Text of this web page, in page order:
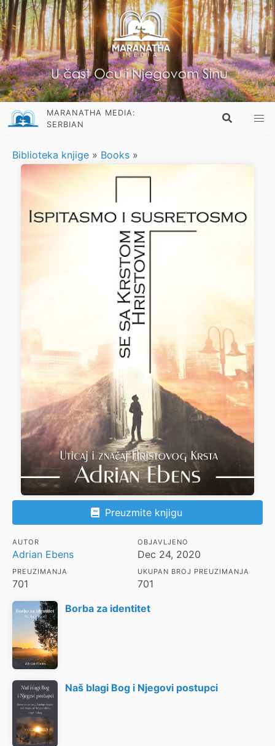
MARANATHA MEDIA:
SERBIAN
Biblioteka knjige » Books »
Preuzmite knjigu
AUTOR
Adrian Ebens
OBJAVLJENO
Dec 24, 2020
PREUZIMANJA
701
UKUPAN BROJ PREUZIMANJA
701
Borba za identitet
Naš blagi Bog i Njegovi postupci